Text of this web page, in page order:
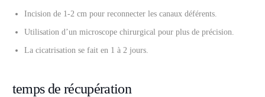
Incision de 1-2 cm pour reconnecter les canaux déférents.
Utilisation d’un microscope chirurgical pour plus de précision.
La cicatrisation se fait en 1 à 2 jours.
temps de récupération